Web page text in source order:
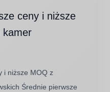
ceny i niższe
kamer
i niższe MOQ z
Średnie pierwsze